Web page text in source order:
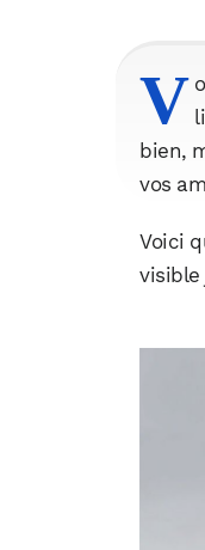
V
bien,
vos
Voici
visible